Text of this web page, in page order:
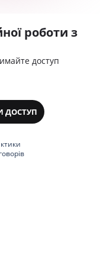
роботи з
доступ
ДОСТУП